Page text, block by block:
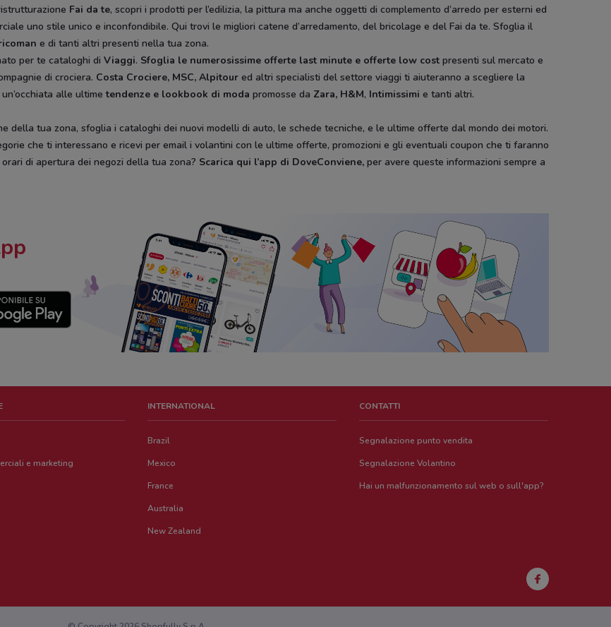
Fai da te, scopri i prodotti per l’edilizia, la pittura ma anche oggetti di complemento d’arredo per esterni ed
uno stile unico e inconfondibile. Qui trovi le migliori catene d’arredamento, del bricolage e del Fai da te. Sfoglia il
e di tanti altri presenti nella tua zona.
per te cataloghi di Viaggi. Sfoglia le numerosissime offerte last minute e offerte low cost presenti sul mercato e
di crociera. Costa Crociere, MSC, Alpitour ed altri specialisti del settore viaggi ti aiuteranno a scegliere la
alle ultimetendenze e lookbook di moda promosse da Zara, H&M, Intimissimi e tanti altri.
della tua zona, sfoglia i cataloghi dei nuovi modelli di auto, le schede tecniche, e le ultime offerte dal mondo dei motori.
che ti interessano e ricevi per email i volantini con le ultime offerte, promozioni e gli eventuali coupon che ti faranno
di apertura dei negozi della tua zona? Scarica qui l’app di DoveConviene, per avere queste informazioni sempre a
e marketing
INTERNATIONAL
Brazil
Mexico
France
Australia
New Zealand
CONTATTI
Segnalazione punto vendita
Segnalazione Volantino
Hai un malfunzionamento sul web o sull'app?